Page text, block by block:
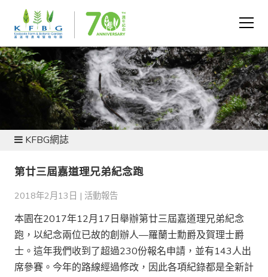
新聞及資源
KFBG網誌
第廿三屆嘉道理兄弟紀念跑
2018年2月13日 | 活動報告
本園在2017年12月17日舉辦第廿三屆嘉道理兄弟紀念
跑，以紀念兩位已故的創辦人—羅蘭士勳爵及賀理士爵
士。這年我們收到了超過230份報名申請，並有143人出
席參賽。今年的路線經過修改，因此各項紀錄都是全新計